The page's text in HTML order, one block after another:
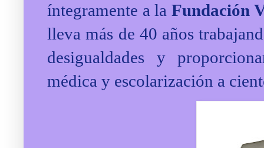
íntegramente a la Fundación
lleva más de 40 años
desigualdades y
médica y escolarización a